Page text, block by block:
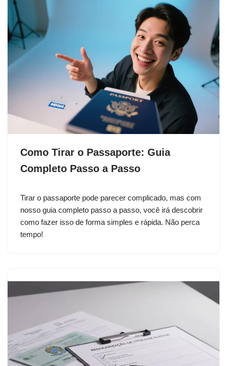
Como Tirar o Passaporte: Guia
Completo Passo a Passo
Tirar o passaporte pode parecer complicado, mas com
nosso guia completo passo a passo, você irá descobrir
como fazer isso de forma simples e rápida. Não perca
tempo!